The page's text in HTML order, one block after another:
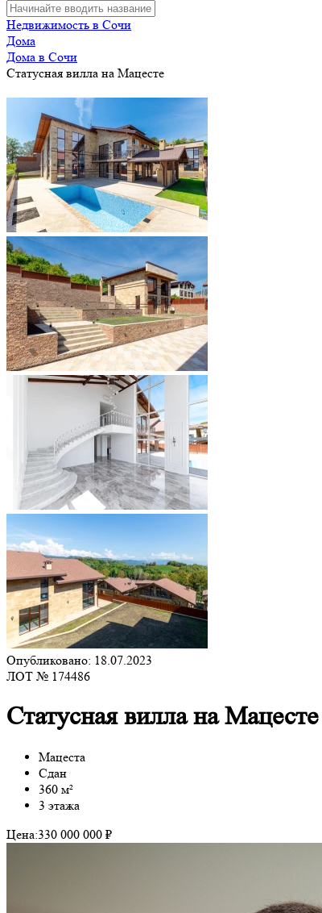
Недвижимость в Сочи
Дома
Дома в Сочи
Статусная вилла на Мацесте
Опубликовано: 18.07.2023
ЛОТ № 174486
Статусная вилла на Мацесте
Мацеста
Сдан
360 м²
3 этажа
Цена:330 000 000 ₽